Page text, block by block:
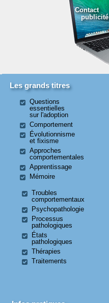
Contact
publicité
Les grands titres
Questions
essentielles
sur l'adoption
Comportement
Évolutionnisme
et fixisme
Approches
comportementales
Apprentissage
Mémoire
Troubles
comportementaux
Psychopathologie
Processus
pathologiques
États
pathologiques
Thérapies
Traitements